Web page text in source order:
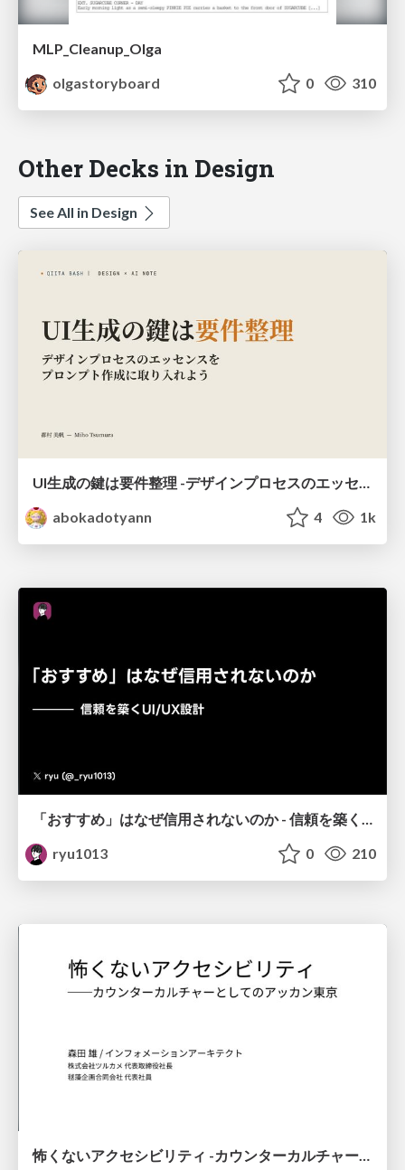
MLP_Cleanup_Olga
olgastoryboard
0 310
Other Decks in Design
See All in Design
abokadotyann
4 1k
「おすすめ」はなぜ信用されないのか - 信頼を築くUI/UX設計
ryu1013
0 210
怖くないアクセシビリティ -カウンターカルチャーとしてのアッカン東京-